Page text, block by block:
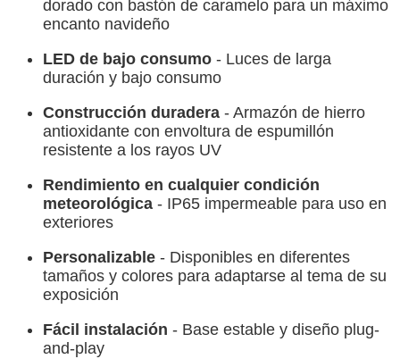
dorado con bastón de caramelo para un máximo
encanto navideño
LED de bajo consumo - Luces de larga
duración y bajo consumo
Construcción duradera - Armazón de hierro
antioxidante con envoltura de espumillón
resistente a los rayos UV
Rendimiento en cualquier condición
meteorológica - IP65 impermeable para uso en
exteriores
Personalizable - Disponibles en diferentes
tamaños y colores para adaptarse al tema de su
exposición
Fácil instalación - Base estable y diseño plug-
and-play